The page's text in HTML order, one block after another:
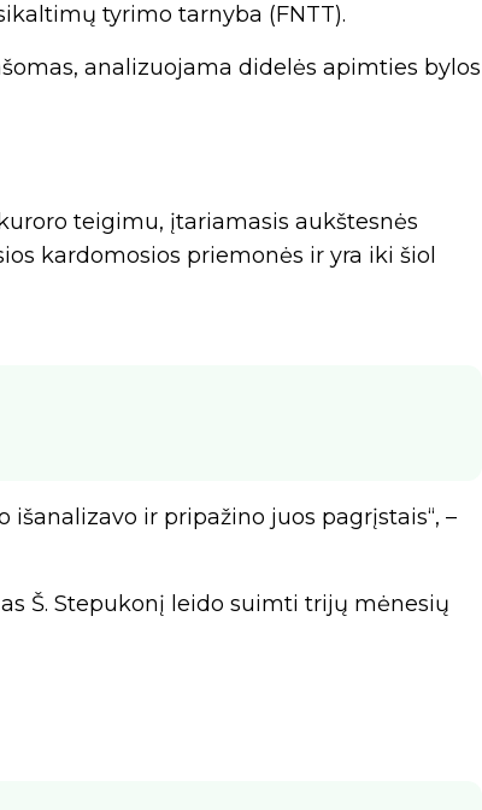
tyrimo tarnyba (FNTT).
analizuojama didelės apimties bylos
teigimu, įtariamasis aukštesnės
kardomosios priemonės ir yra iki šiol
ir pripažino juos pagrįstais“, –
Š. Stepukonį leido suimti trijų mėnesių